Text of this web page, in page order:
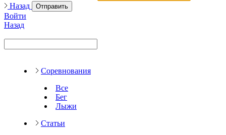
Назад
Отправить
Войти
Назад
Соревнования
Все
Бег
Лыжи
Статьи